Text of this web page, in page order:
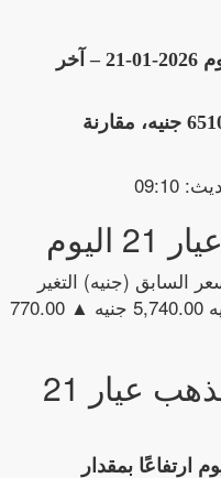
📈 أسعار الذهب عيار 21 اليوم 2026-01-21 – آخر
سعر الذهب اليوم عيار 21: 6510 جنيه، مقارنة
السابق (جنيه) التغير
6,510.00 جنيه 5,740.00 جنيه ▲ 770.00
تحليل حركة أسعار الذهب عيار 21